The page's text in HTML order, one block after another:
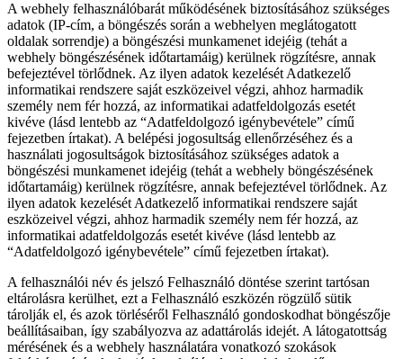
A webhely felhasználóbarát működésének biztosításához szükséges
adatok (IP-cím, a böngészés során a webhelyen meglátogatott
oldalak sorrendje) a böngészési munkamenet idejéig (tehát a
webhely böngészésének időtartamáig) kerülnek rögzítésre, annak
befejeztével törlődnek. Az ilyen adatok kezelését Adatkezelő
informatikai rendszere saját eszközeivel végzi, ahhoz harmadik
személy nem fér hozzá, az informatikai adatfeldolgozás esetét
kivéve (lásd lentebb az “Adatfeldolgozó igénybevétele” című
fejezetben írtakat). A belépési jogosultság ellenőrzéséhez és a
használati jogosultságok biztosításához szükséges adatok a
böngészési munkamenet idejéig (tehát a webhely böngészésének
időtartamáig) kerülnek rögzítésre, annak befejeztével törlődnek. Az
ilyen adatok kezelését Adatkezelő informatikai rendszere saját
eszközeivel végzi, ahhoz harmadik személy nem fér hozzá, az
informatikai adatfeldolgozás esetét kivéve (lásd lentebb az
“Adatfeldolgozó igénybevétele” című fejezetben írtakat).
A felhasználói név és jelszó Felhasználó döntése szerint tartósan
eltárolásra kerülhet, ezt a Felhasználó eszközén rögzülő sütik
tárolják el, és azok törléséről Felhasználó gondoskodhat böngészője
beállításaiban, így szabályozva az adattárolás idejét. A látogatottság
mérésének és a webhely használatára vonatkozó szokások